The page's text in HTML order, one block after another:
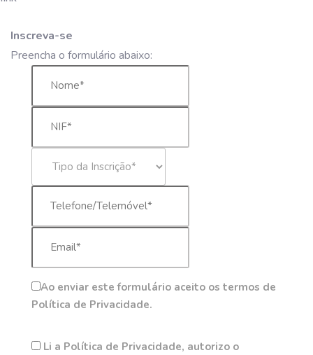
Inscreva-se
Preencha o formulário abaixo:
Ao enviar este formulário aceito os termos de
Política de Privacidade.
Li a Política de Privacidade, autorizo o